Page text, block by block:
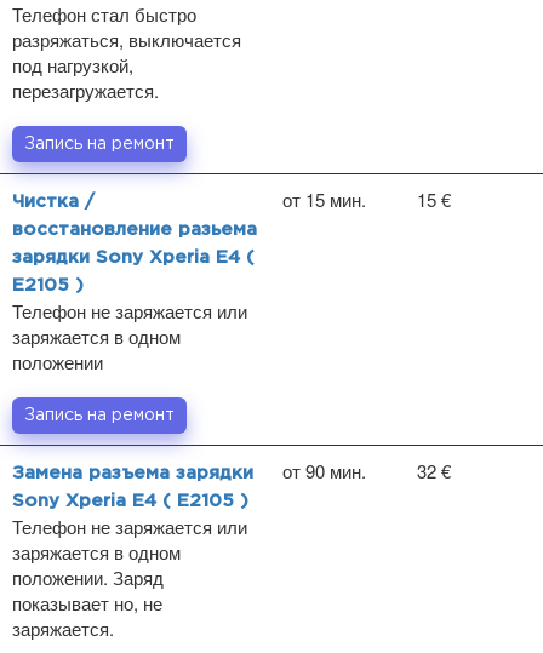
Телефон стал быстро
разряжаться, выключается
под нагрузкой,
перезагружается.
Запись на ремонт
Чистка /
восстановление разьема
зарядки Sony Xperia E4 (
E2105 )
Телефон не заряжается или
заряжается в одном
положении
от 15 мин. 15 €
Запись на ремонт
Замена разъема зарядки
Sony Xperia E4 ( E2105 )
Телефон не заряжается или
заряжается в одном
положении. Заряд
показывает но, не
заряжается.
от 90 мин. 32 €